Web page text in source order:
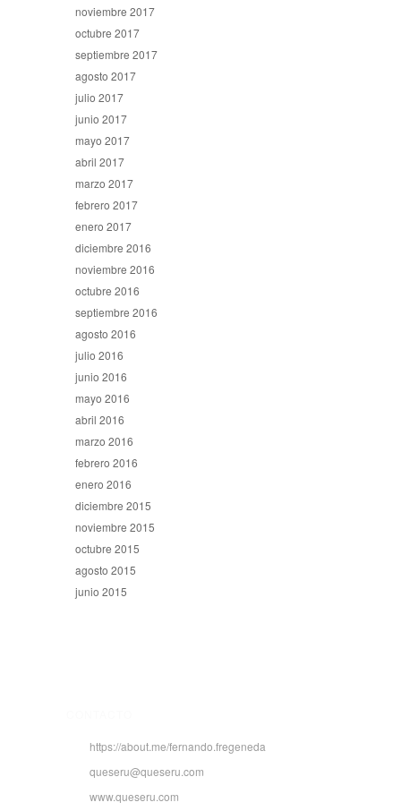
noviembre 2017
octubre 2017
septiembre 2017
agosto 2017
julio 2017
junio 2017
mayo 2017
abril 2017
marzo 2017
febrero 2017
enero 2017
diciembre 2016
noviembre 2016
octubre 2016
septiembre 2016
agosto 2016
julio 2016
junio 2016
mayo 2016
abril 2016
marzo 2016
febrero 2016
enero 2016
diciembre 2015
noviembre 2015
octubre 2015
agosto 2015
junio 2015
https://about.me/fernando.fregeneda
queseru@queseru.com
www.queseru.com